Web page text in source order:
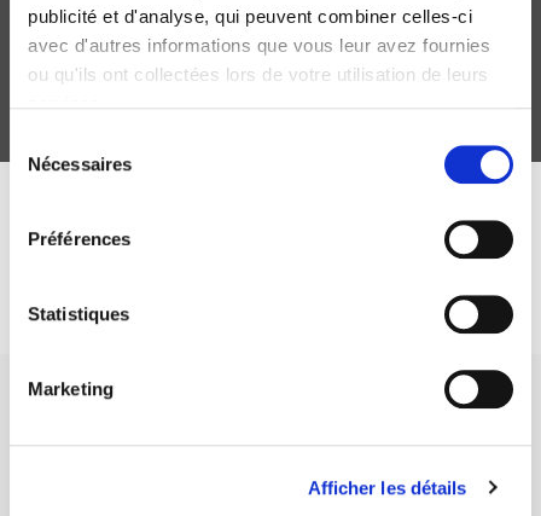
publicité et d'analyse, qui peuvent combiner celles-ci
avec d'autres informations que vous leur avez fournies
ou qu'ils ont collectées lors de votre utilisation de leurs
du Nécessaires
Préférences
Statistiques
Marketing
Afficher les détails
Jean-Benoît Eyméoud, Étienne Wasmer